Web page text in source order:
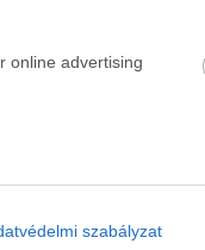
online advertising
szabályzat